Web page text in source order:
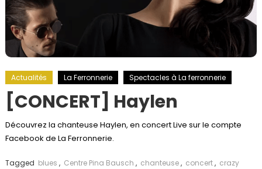
Actualités La Ferronnerie Spectacles à La ferronnerie
[CONCERT] Haylen
Découvrez la chanteuse Haylen, en concert Live sur le compte
Facebook de La Ferronnerie.
Tagged blues , Centre Pina Bausch , chanteuse, concert, crazy